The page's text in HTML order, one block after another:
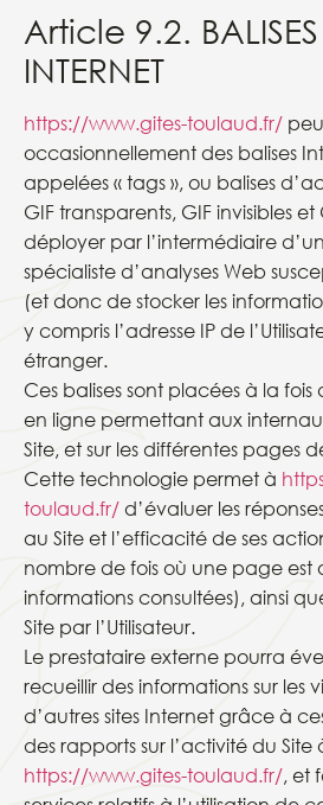
Article 9.2.
INTERNET
https://www.gites-toulaud.fr/
occasionnellement des balises
appelées « tags », ou balises
GIF transparents, GIF invisibles
déployer par l’intermédiaire
spécialiste d’analyses Web
(et donc de stocker les
y compris l’adresse IP de
étranger.
Ces balises sont placées à la fois
en ligne permettant aux
Site, et sur les différentes pages
Cette technologie permet à
toulaud.fr/ d’évaluer les
au Site et l’efficacité de ses
nombre de fois où une page est
informations consultées), ainsi
Site par l’Utilisateur.
Le prestataire externe pourra
recueillir des informations sur les
d’autres sites Internet grâce à
des rapports sur l’activité du
https://www.gites-toulaud.fr/, et